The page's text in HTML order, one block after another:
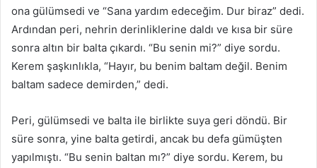
ona gülümsedi ve “Sana yardım edeceğim. Dur biraz” dedi.
Ardından peri, nehrin derinliklerine daldı ve kısa bir süre
sonra altın bir balta çıkardı. “Bu senin mi?” diye sordu.
Kerem şaşkınlıkla, “Hayır, bu benim baltam değil. Benim
baltam sadece demirden,” dedi.
Peri, gülümsedi ve balta ile birlikte suya geri döndü. Bir
süre sonra, yine balta getirdi, ancak bu defa gümüşten
yapılmıştı. “Bu senin baltan mı?” diye sordu. Kerem, bu